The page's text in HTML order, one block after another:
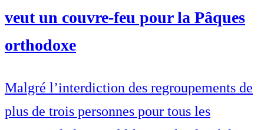
veut un couvre-feu pour la Pâques
orthodoxe
Malgré l’interdiction des regroupements de
plus de trois personnes pour tous les